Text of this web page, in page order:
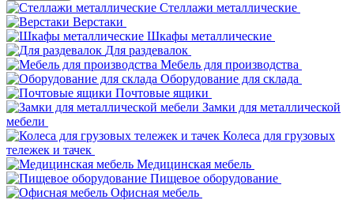
Стеллажи металлические
Верстаки
Шкафы металлические
Для раздевалок
Мебель для производства
Оборудование для склада
Почтовые ящики
Замки для металлической
мебели
Колеса для грузовых
тележек и тачек
Медицинская мебель
Пищевое оборудование
Офисная мебель